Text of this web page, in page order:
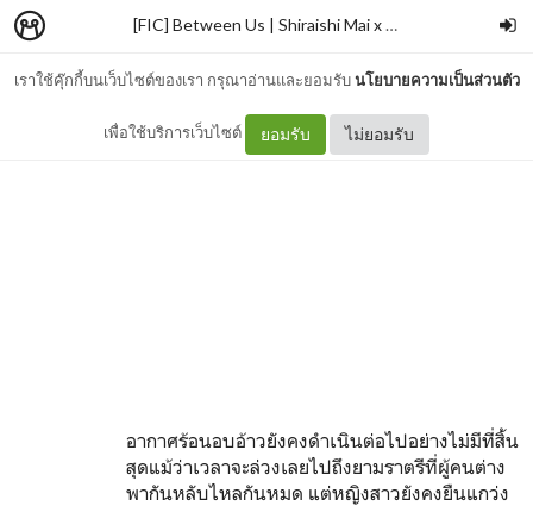
เราใช้คุ๊กกี้บนเว็บไซต์ของเรา กรุณาอ่านและยอมรับนโยบายความเป็นส่วนตัว
เพื่อใช้บริการเว็บไซต์ ยอมรับ ไม่ยอมรับ
[FIC] Between Us | Shiraishi Mai x Nishino Nanase (Nogizaka46)
- 06 -
อากาศร้อนอบอ้าวยังคงดำเนินต่อไปอย่างไม่มีที่สิ้น
สุดแม้ว่าเวลาจะล่วงเลยไปถึงยามราตรีที่ผู้คนต่าง
พากันหลับไหลกันหมด แต่หญิงสาวยังคงยืนแกว่ง